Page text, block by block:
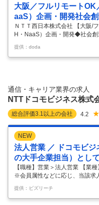
大阪／フルリモートOK
aaS）企画・開発社会
ＮＴＴ西日本株式会社 【大阪/
H・NaaS）企画・開発◆社会
【大阪/フルリモートOK】次世
◆社会創造を実現◆フレックス
える光アクセスの最前線で未来
■業務概要： NTTグループが推
ポジションです。 10Gを超え
a Service）などの 次世代…
提供：doda
通信・キャリア業界の求人
NTTドコモビジネス株式
総合評価3.1 以上の会社 4.2
NEW
法人営業 ／ ドコモビ
の大手企業担当）とし
T・クラウドといった
ップで提供します「オ
【職種】営業＞法人営業 【業
※会員属性などに応じ、当該求
が異なる場合があります 本求
イズ向け営業組織における営
ご経歴やキャリア志望に合わせ
提供：ビズリーチ